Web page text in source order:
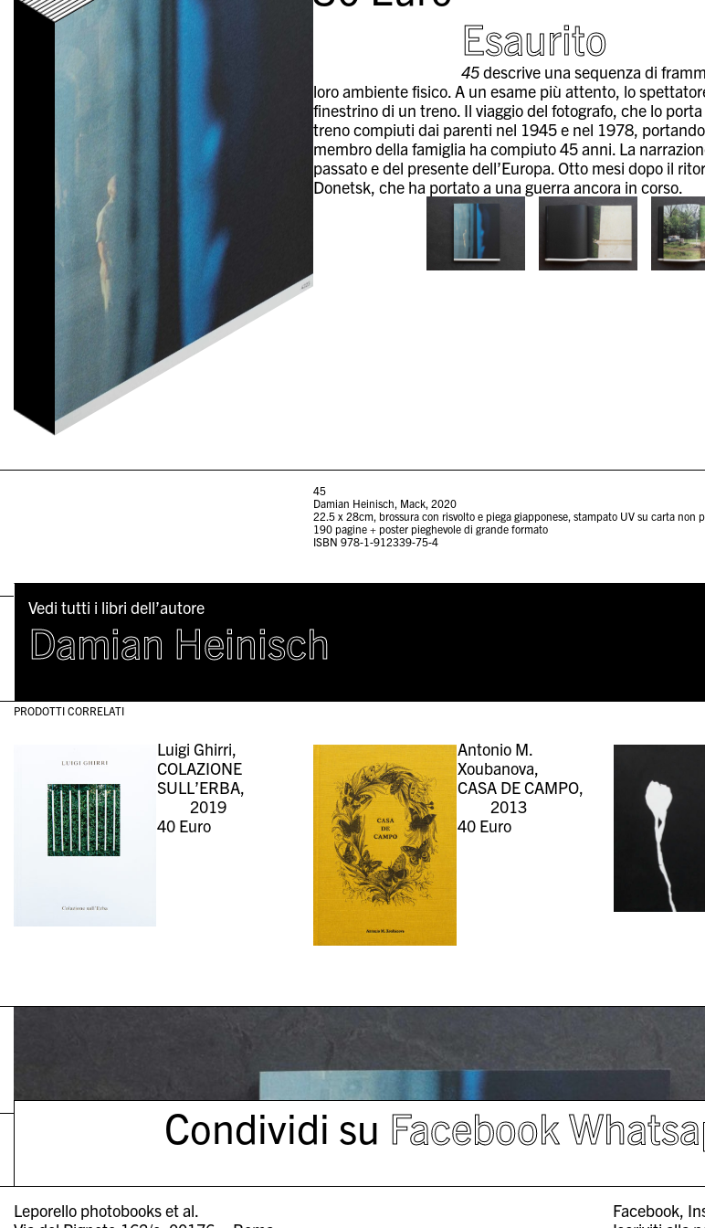
Esaurito
45descrive una sequenza di
loro ambiente fisico. A un esame più attento, lo
finestrino di un treno. Il viaggio del fotografo, che lo
treno compiuti dai parenti nel 1945 e nel 1978,
membro della famiglia ha compiuto 45 anni. La
passato e del presente dell’Europa. Otto mesi dopo il
Donetsk, che ha portato a una guerra ancora in corso.
45
Damian Heinisch, Mack, 2020
22.5 x 28cm, brossura con risvolto e piega giapponese, stampato UV su carta non
190 pagine + poster pieghevole di grande formato
ISBN 978-1-912339-75-4
Vedi tutti i libri dell’autore
Damian Heinisch
PRODOTTI CORRELATI
Luigi Ghirri,
COLAZIONE
SULL’ERBA,
2019
40 Euro
Antonio M.
Xoubanova,
CASA DE CAMPO,
2013
40Euro
Condividi su Facebook
Facebook
Leporello photobooks et al.